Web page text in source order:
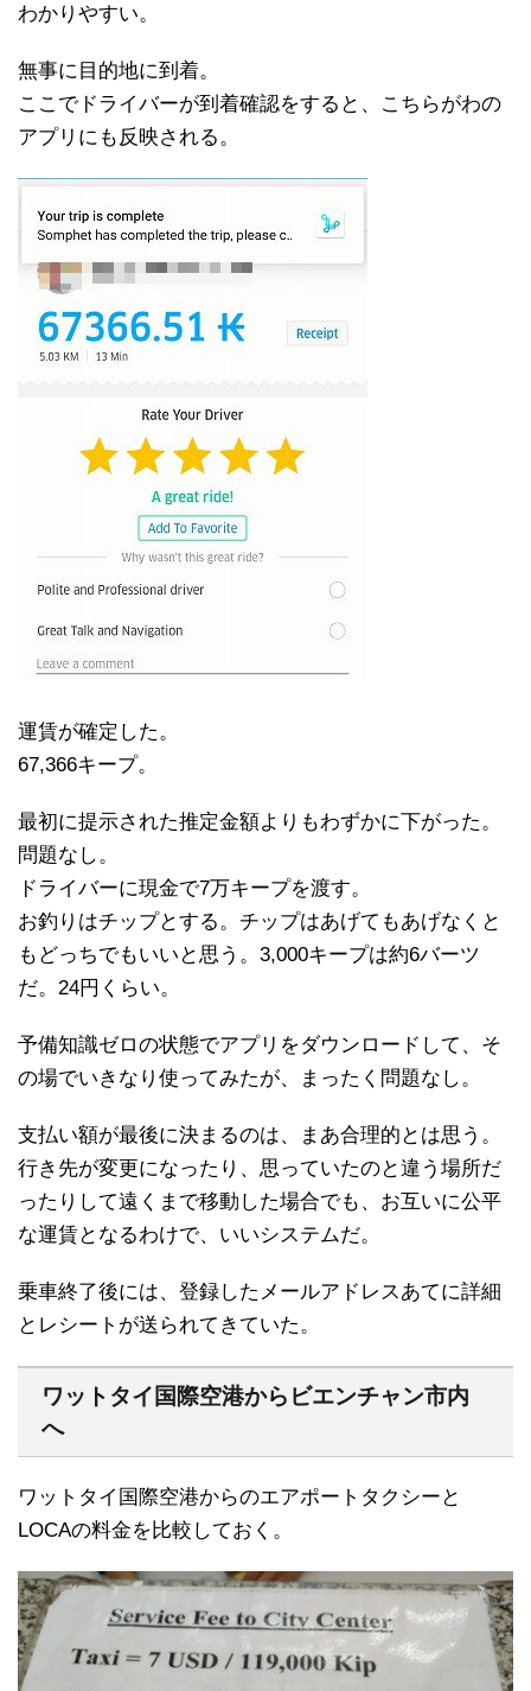
わかりやすい。
無事に目的地に到着。
ここでドライバーが到着確認をすると、こちらがわの
アプリにも反映される。
運賃が確定した。
67,366キープ。
最初に提示された推定金額よりもわずかに下がった。
問題なし。
ドライバーに現金で7万キープを渡す。
お釣りはチップとする。チップはあげてもあげなくと
もどっちでもいいと思う。3,000キープは約6バーツ
だ。24円くらい。
予備知識ゼロの状態でアプリをダウンロードして、そ
の場でいきなり使ってみたが、まったく問題なし。
支払い額が最後に決まるのは、まあ合理的とは思う。
行き先が変更になったり、思っていたのと違う場所だ
ったりして遠くまで移動した場合でも、お互いに公平
な運賃となるわけで、いいシステムだ。
乗車終了後には、登録したメールアドレスあてに詳細
とレシートが送られてきていた。
ワットタイ国際空港からビエンチャン市内
へ
ワットタイ国際空港からのエアポートタクシーと
LOCAの料金を比較しておく。